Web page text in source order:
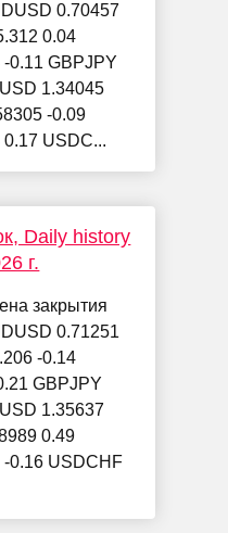
0.70457
0.04
0.11 GBPJPY
1.34045
-0.09
USDC...
Daily history
г.
закрытия
0.71251
-0.14
GBPJPY
1.35637
0.49
0.16 USDCHF